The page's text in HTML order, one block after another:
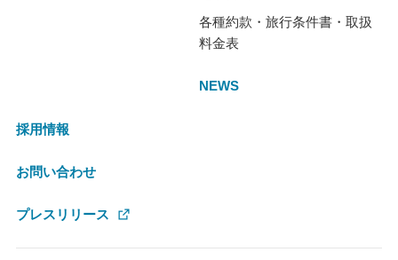
各種約款・旅行条件書・取扱
料金表
NEWS
採用情報
お問い合わせ
プレスリリース